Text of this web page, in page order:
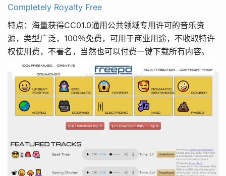
Completely Royalty Free
特点：海量获得CC01.0通用公共领域专用许可的音乐资
源，类型广泛，100％免费，可用于商业用途，不收取特许
权使用费，不署名，当然也可以付费一键下载所有内容。